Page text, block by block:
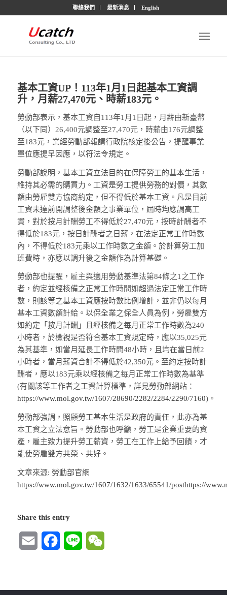
聯絡我們 最新消息 English
基本工資UP！113年1月1日起基本工資調
升，月薪27,470元、時薪183元。
勞動部表示，基本工資自113年1月1日起，月薪由新臺幣
（以下同）26,400元調整至27,470元，時薪由176元調整
至183元，業經勞動部報請行政院核定後公告，提醒事業
單位應提早因應，以符法令規定。
勞動部說明，基本工資立法目的在保障勞工的基本生活，
維持其必需的購買力。工資是勞工提供勞務的對價，其數
額由勞雇雙方協商約定，但不得低於基本工資。凡是目前
工資未達前開調整後金額之事業單位，屆時均應調高工
資，對於按月計酬勞工不得低於27,470元，按時計酬者不
得低於183元，按日計酬者之日薪，在法定正常工作時數
內，不得低於183元乘以工作時數之金額。於計算勞工加
班費時，亦應以調升後之金額作為計算基礎。
勞動部也提醒，雇主與適用勞動基準法第84條之1之工作
者，約定並經核備之正常工作時間如超過法定正常工作時
數，則該等之基本工資應按時數比例增計，並非仍以每月
基本工資數額計給。以保全業之保全人員為例，勞雇雙方
如約定「按月計酬」且經核備之每月正常工作時數為240
小時者，於檢視是否符合基本工資規定時，應以35,025元
為其基準，如當月延長工作時間48小時，且均在當日前2
小時者，當月薪資合計不得低於42,350元。至約定按時計
酬者，應以183元乘以經核備之每月正常工作時數為基準
(有關該等工作者之工資計算標準，詳見勞動部網站：
https://www.mol.gov.tw/1607/28690/2282/2284/2290/7160)。
勞動部強調，照顧勞工基本生活是政府的責任，此亦為基
本工資之立法意旨。勞動部也呼籲，勞工是企業重要的資
產，雇主致力提升勞工薪資，勞工在工作上給予回饋，才
能使勞雇雙方共榮、共好。
文章來源: 勞動部官網
https://www.mol.gov.tw/1607/1632/1633/65541/posthttps://
Share this entry
Email FacebookLine